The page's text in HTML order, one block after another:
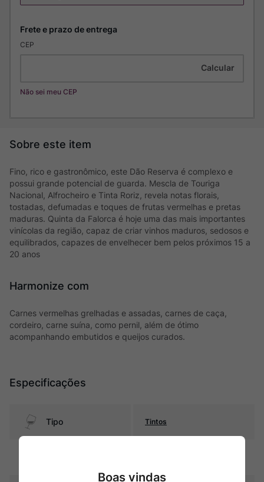
CEP
Não sei meu CEP
Fino, rico e gastronômico, este Dão Reserva é complexo e
possui grande potencial de guarda. Mescla de Touriga
Nacional, Alfrocheiro e Tinta Roriz, revela notas florais,
tostadas, defumadas e toques de frutas vermelhas e pretas
maduras. Quinta da Falorca é hoje uma das mais importantes
vinícolas da região, capaz de criar vinhos maduros, sedosos e
equilibrados, capazes de envelhecer bem pelos próximos 15 a
20 anos
Harmonize com
Carnes vermelhas grelhadas e assadas, carnes de caça,
cordeiro, carne suína, como pernil, além de ótimo
acompanhando embutidos e queijos curados.
Especificações
Tipo Tintos
Boas vindas